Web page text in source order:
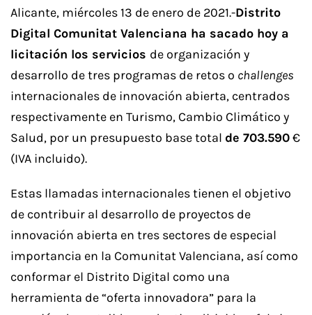
Alicante, miércoles 13 de enero de 2021.-Distrito
Digital Comunitat Valenciana ha sacado hoy a
licitación los servicios de organización y
desarrollo de tres programas de retos o challenges
internacionales de innovación abierta, centrados
respectivamente en Turismo, Cambio Climático y
Salud, por un presupuesto base total de 703.590€
(IVA incluido).
Estas llamadas internacionales tienen el objetivo
de contribuir al desarrollo de proyectos de
innovación abierta en tres sectores de especial
importancia en la Comunitat Valenciana, así como
conformar el Distrito Digital como una
herramienta de “oferta innovadora” para la